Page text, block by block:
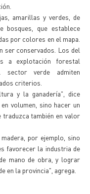
amarillas y verdes, de
que establece
por colores en el mapa.
ser conservados. Los del
a explotación forestal
sector verde admiten
criterios.
y la ganadería", dice
volumen, sino hacer un
también en valor
por ejemplo, sino
favorecer la industria de
mano de obra, y lograr
en la provincia", agrega.